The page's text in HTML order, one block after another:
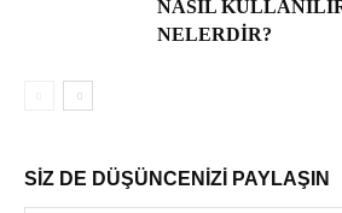
NASIL
NELERDIR?
SİZ DE DÜŞÜNCENİZİ PAYLAŞIN